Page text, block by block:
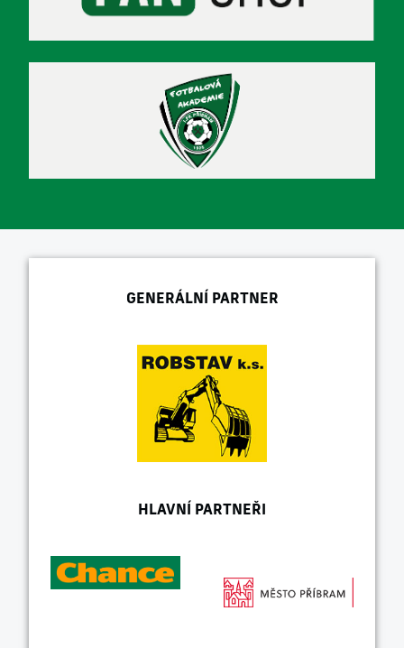
GENERÁLNÍ PARTNER
HLAVNÍ PARTNEŘI